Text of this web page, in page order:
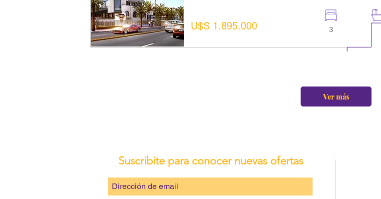
U$S 1.895.000 3
Ver más
Suscribite para conocer nuevas ofertas